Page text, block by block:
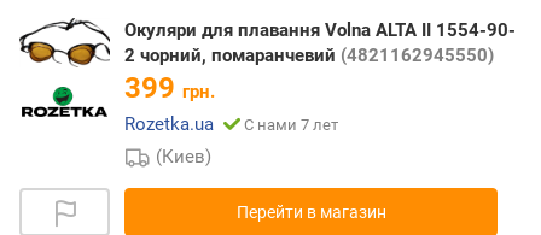
Окуляри для плавання Volna ALTA II 1554-90-
2 чорний, помаранчевий (4821162945550)
399 грн.
Rozetka.ua
С нами 7 лет
(Киев)
Перейти в магазин